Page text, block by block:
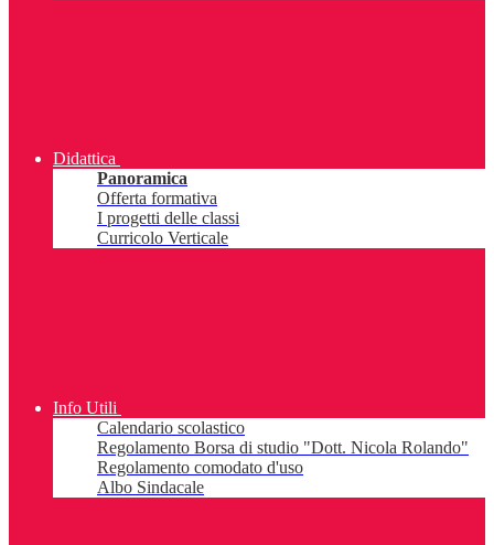
Didattica
Panoramica
Offerta formativa
I progetti delle classi
Curricolo Verticale
Info Utili
Calendario scolastico
Regolamento Borsa di studio "Dott. Nicola Rolando"
Regolamento comodato d'uso
Albo Sindacale